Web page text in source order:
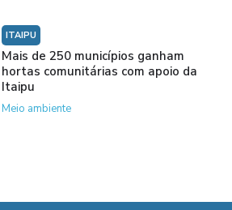
ITAIPU
Mais de 250 municípios ganham
hortas comunitárias com apoio da
Itaipu
Meio ambiente